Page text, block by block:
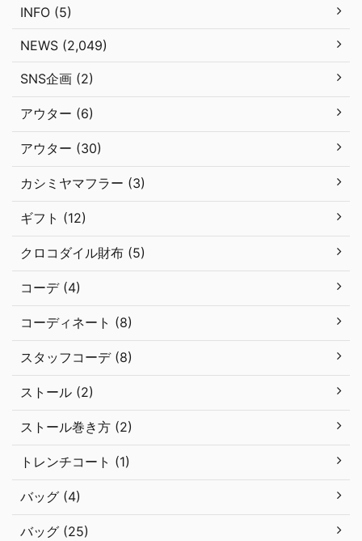
INFO (5)
NEWS (2,049)
SNS企画 (2)
アウター (6)
アウター (30)
カシミヤマフラー (3)
ギフト (12)
クロコダイル財布 (5)
コーデ (4)
コーディネート (8)
スタッフコーデ (8)
ストール (2)
ストール巻き方 (2)
トレンチコート (1)
バッグ (4)
バッグ (25)